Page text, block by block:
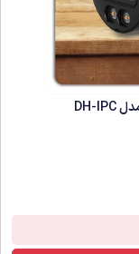
دوربین مداربسته تحت شبکه 4 مگاپیکسل داهوا مدل DH-IPC